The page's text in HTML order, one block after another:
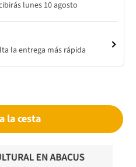
lunes 10 agosto
la entrega más rápida
la cesta